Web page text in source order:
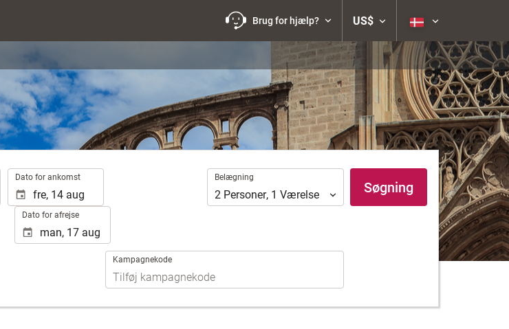
Brug for hjælp? US$
Dato for ankomst
Dato for afrejse
Belægning
Belægning
2 Personer, 1 Værelse
Kampagnekode
Søgning